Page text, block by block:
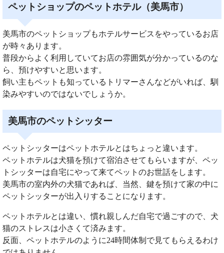
ペットショップのペットホテル（美馬市）
美馬市のペットショップもホテルサービスをやっているお店
が時々あります。
普段からよく利用していてお店の雰囲気が分かっているのな
ら、預けやすいと思います。
飼い主もペットも知っているトリマーさんなどがいれば、馴
染みやすいのではないでしょうか。
美馬市のペットシッター
ペットシッターはペットホテルとはちょっと違います。
ペットホテルは犬猫を預けて宿泊させてもらいますが、ペッ
トシッターは自宅にやって来てペットのお世話をします。
美馬市の室内外の犬猫であれば、当然、鍵を預けて家の中に
ペットシッターが出入りすることになります。
ペットホテルとは違い、慣れ親しんだ自宅で過ごすので、犬
猫のストレスは小さくて済みます。
反面、ペットホテルのように24時間体制で見てもらえるわけ